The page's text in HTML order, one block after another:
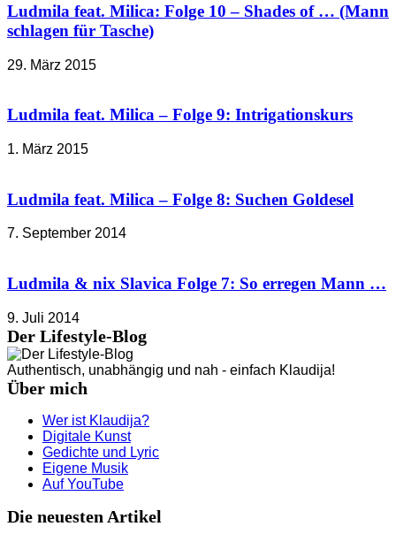
Ludmila feat. Milica: Folge 10 – Shades of … (Mann
schlagen für Tasche)
29. März 2015
Ludmila feat. Milica – Folge 9: Intrigationskurs
1. März 2015
Ludmila feat. Milica – Folge 8: Suchen Goldesel
7. September 2014
Ludmila & nix Slavica Folge 7: So erregen Mann …
9. Juli 2014
Der Lifestyle-Blog
Authentisch, unabhängig und nah - einfach Klaudija!
Über mich
Wer ist Klaudija?
Digitale Kunst
Gedichte und Lyric
Eigene Musik
Auf YouTube
Die neuesten Artikel